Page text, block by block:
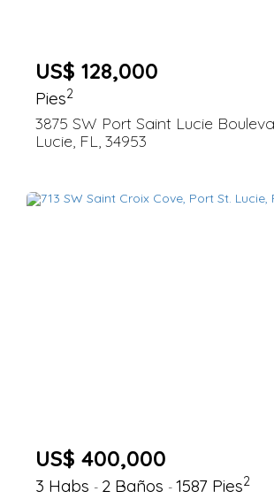
US$ 128,000
Pies2
3875 SW Port Saint Lucie
Lucie, FL, 34953
US$ 400,000
3 Habs - 2 Baños - 1587 Pies2